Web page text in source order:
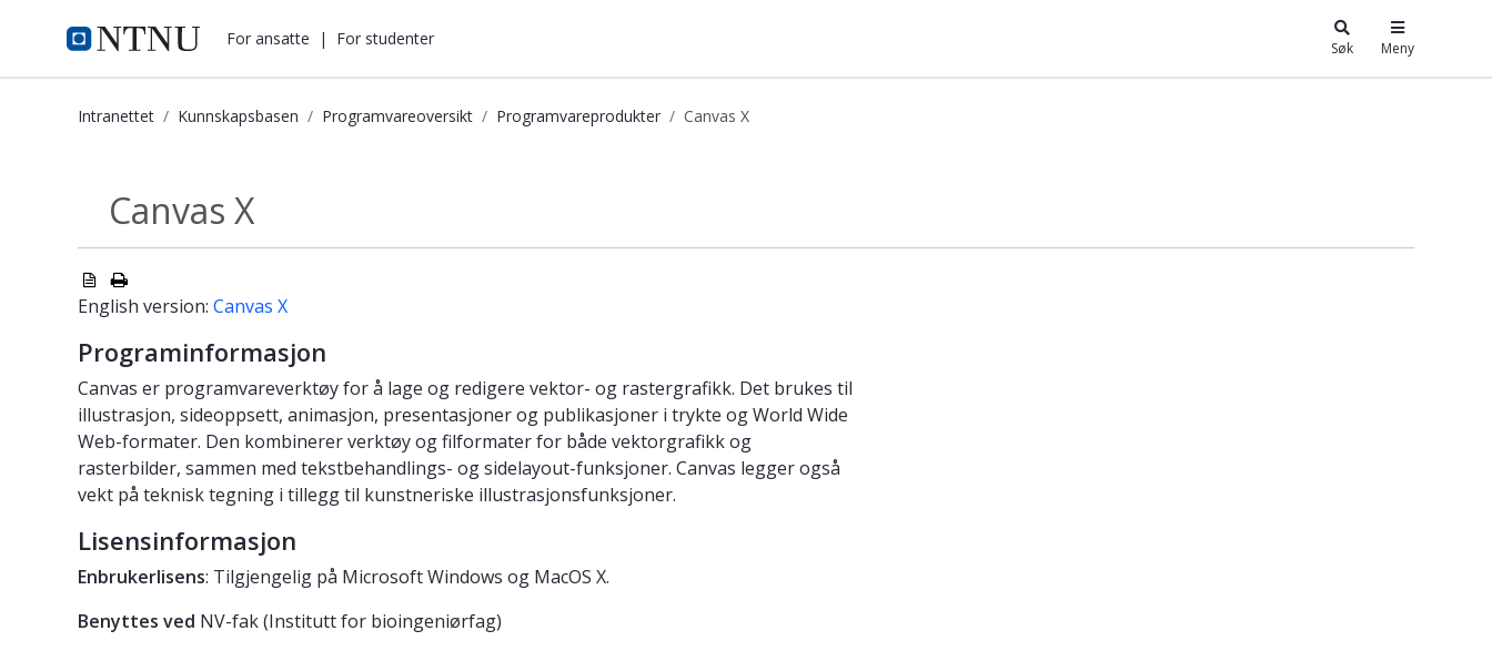
i.ntnu.no For ansatte | For studenter Søk Meny
Intranettet Kunnskapsbasen Programvareoversikt Programvareprodukter Canvas X
Programvareprodukter
Canvas X
English version: Canvas X
Programinformasjon
Canvas er programvareverktøy for å lage og redigere vektor- og rastergrafikk. Det brukes til
illustrasjon, sideoppsett, animasjon, presentasjoner og publikasjoner i trykte og World Wide
Web-formater. Den kombinerer verktøy og filformater for både vektorgrafikk og
rasterbilder, sammen med tekstbehandlings- og sidelayout-funksjoner. Canvas legger også
vekt på teknisk tegning i tillegg til kunstneriske illustrasjonsfunksjoner.
Lisensinformasjon
Enbrukerlisens: Tilgjengelig på Microsoft Windows og MacOS X.
Benyttes ved NV-fak (Institutt for bioingeniørfag)